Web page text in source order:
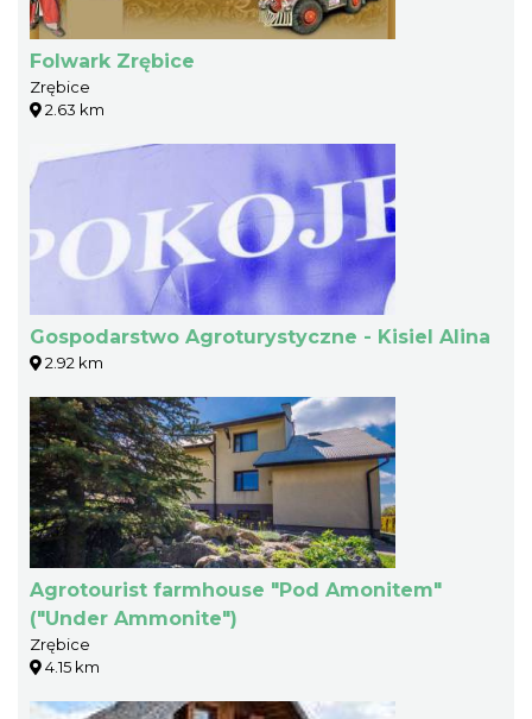
Folwark Zrębice
Zrębice
2.63 km
Gospodarstwo Agroturystyczne - Kisiel Alina
2.92 km
Agrotourist farmhouse "Pod Amonitem"
("Under Ammonite")
Zrębice
4.15 km